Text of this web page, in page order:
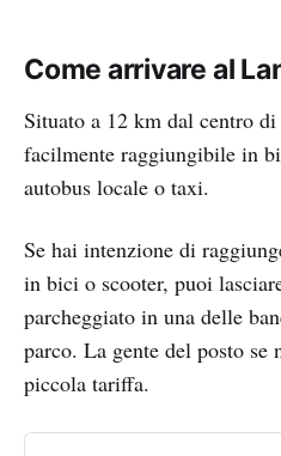
Come arrivare al
Situato a 12 km dal centro di
facilmente raggiungibile in
autobus locale o taxi.
Se hai intenzione di
in bici o scooter, puoi
parcheggiato in una delle
parco. La gente del posto se
piccola tariffa.